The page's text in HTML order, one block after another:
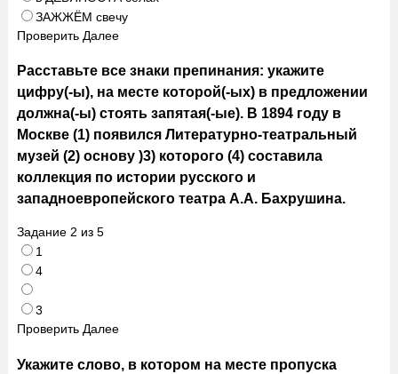
ЗАЖЖЁМ свечу
Проверить Далее
Расставьте все знаки препинания: укажите
цифру(-ы), на месте которой(-ых) в предложении
должна(-ы) стоять запятая(-ые). В 1894 году в
Москве (1) появился Литературно-театральный
музей (2) основу )3) которого (4) составила
коллекция по истории русского и
западноевропейского театра А.А. Бахрушина.
Задание 2 из 5
1
4
3
Проверить Далее
Укажите слово, в котором на месте пропуска